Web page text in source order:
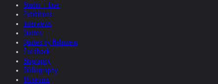
Studio + Live
Exhibitions
Interviews
Quotes
Quotes by Helnwein
Feedback
Biography
Bibliography
Museums